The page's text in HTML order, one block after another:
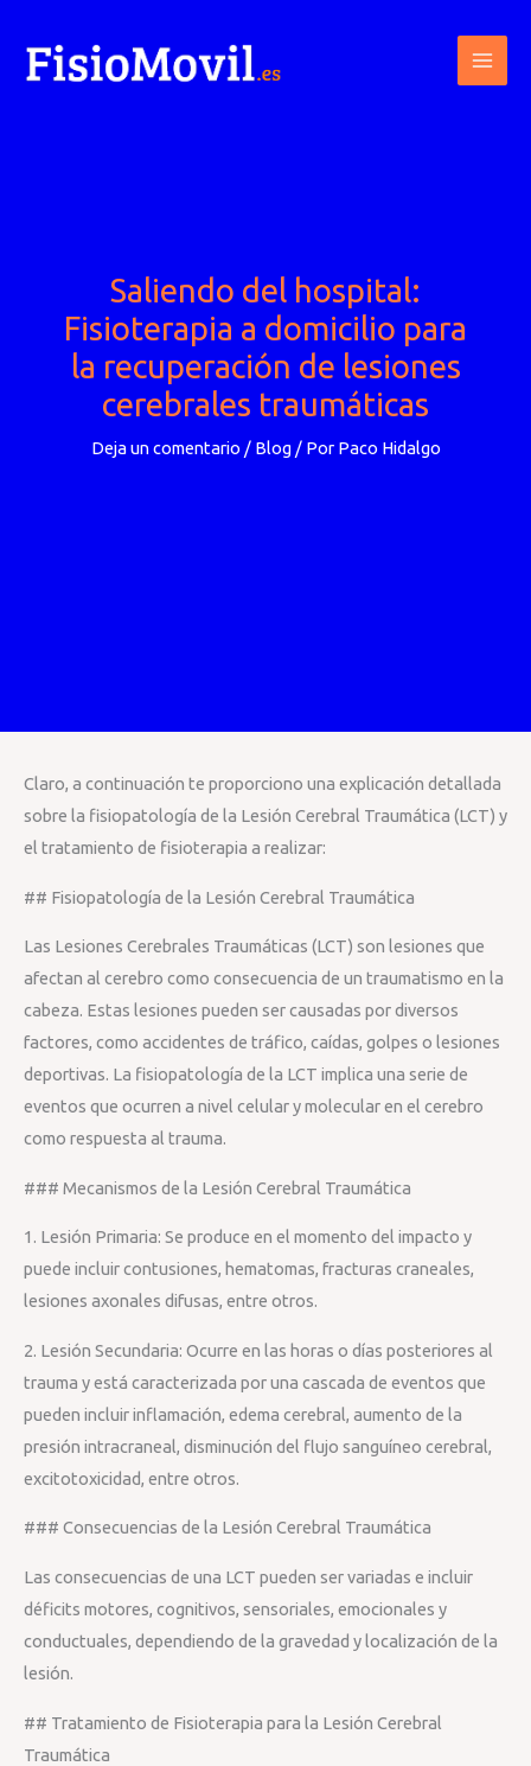
contenido
Saliendo del hospital:
Fisioterapia a domicilio para
la recuperación de lesiones
cerebrales traumáticas
Deja un comentario / Blog/ Por Paco Hidalgo
Claro, a continuación te proporciono una explicación detallada
sobre la fisiopatología de la Lesión Cerebral Traumática (LCT) y
el tratamiento de fisioterapia a realizar:
## Fisiopatología de la Lesión Cerebral Traumática
Las Lesiones Cerebrales Traumáticas (LCT) son lesiones que
afectan al cerebro como consecuencia de un traumatismo en la
cabeza. Estas lesiones pueden ser causadas por diversos
factores, como accidentes de tráfico, caídas, golpes o lesiones
deportivas. La fisiopatología de la LCT implica una serie de
eventos que ocurren a nivel celular y molecular en el cerebro
como respuesta al trauma.
### Mecanismos de la Lesión Cerebral Traumática
1. Lesión Primaria: Se produce en el momento del impacto y
puede incluir contusiones, hematomas, fracturas craneales,
lesiones axonales difusas, entre otros.
2. Lesión Secundaria: Ocurre en las horas o días posteriores al
trauma y está caracterizada por una cascada de eventos que
pueden incluir inflamación, edema cerebral, aumento de la
presión intracraneal, disminución del flujo sanguíneo cerebral,
excitotoxicidad, entre otros.
### Consecuencias de la Lesión Cerebral Traumática
Las consecuencias de una LCT pueden ser variadas e incluir
déficits motores, cognitivos, sensoriales, emocionales y
conductuales, dependiendo de la gravedad y localización de la
lesión.
## Tratamiento de Fisioterapia para la Lesión Cerebral
Traumática